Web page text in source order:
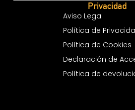
Privacidad
Aviso Legal
Política de
Política de Cookies
Declaración de
Política de